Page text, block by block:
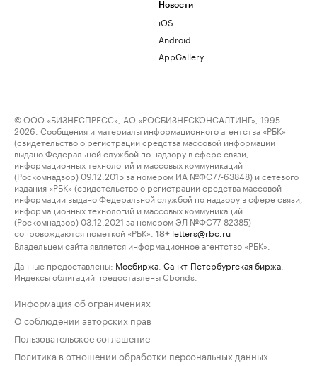
Новости
iOS
Android
AppGallery
© ООО «БИЗНЕСПРЕСС», АО «РОСБИЗНЕСКОНСАЛТИНГ», 1995–
2026. Сообщения и материалы информационного агентства «РБК»
(свидетельство о регистрации средства массовой информации
выдано Федеральной службой по надзору в сфере связи,
информационных технологий и массовых коммуникаций
(Роскомнадзор) 09.12.2015 за номером ИА №ФС77-63848) и сетевого
издания «РБК» (свидетельство о регистрации средства массовой
информации выдано Федеральной службой по надзору в сфере связи,
информационных технологий и массовых коммуникаций
(Роскомнадзор) 03.12.2021 за номером ЭЛ №ФС77-82385)
сопровождаются пометкой «РБК».
18+ letters@rbc.ru
Владельцем сайта является информационное агентство «РБК».
Данные предоставлены: Мосбиржа Санкт-Петербургская биржа
Индексы облигаций предоставлены Cbonds.
Информация об ограничениях
О соблюдении авторских прав
Пользовательское соглашение
Политика в отношении обработки персональных данных